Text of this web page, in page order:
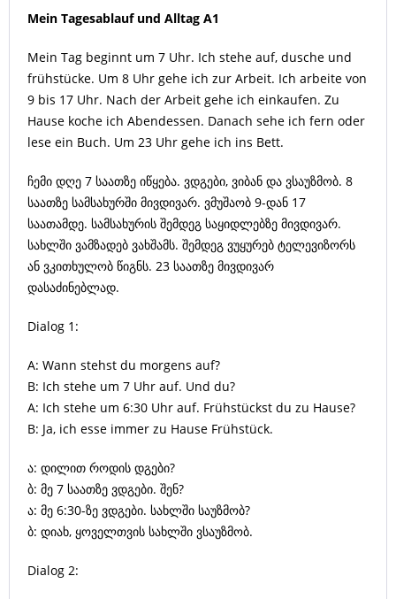
Mein Tagesablauf und Alltag A1
Mein Tag beginnt um 7 Uhr. Ich stehe auf, dusche und
frühstücke. Um 8 Uhr gehe ich zur Arbeit. Ich arbeite von
9 bis 17 Uhr. Nach der Arbeit gehe ich einkaufen. Zu
Hause koche ich Abendessen. Danach sehe ich fern oder
lese ein Buch. Um 23 Uhr gehe ich ins Bett.
ჩემი დღე 7 საათზე იწყება. ვდგები, ვიბან და ვსაუზმობ. 8
საათზე სამსახურში მივდივარ. ვმუშაობ 9-დან 17
საათამდე. სამსახურის შემდეგ საყიდლებზე მივდივარ.
სახლში ვამზადებ ვახშამს. შემდეგ ვუყურებ ტელევიზორს
ან ვკითხულობ წიგნს. 23 საათზე მივდივარ
დასაძინებლად.
Dialog 1:
A: Wann stehst du morgens auf?
B: Ich stehe um 7 Uhr auf. Und du?
A: Ich stehe um 6:30 Uhr auf. Frühstückst du zu Hause?
B: Ja, ich esse immer zu Hause Frühstück.
ა: დილით როდის დგები?
ბ: მე 7 საათზე ვდგები. შენ?
ა: მე 6:30-ზე ვდგები. სახლში საუზმობ?
ბ: დიახ, ყოველთვის სახლში ვსაუზმობ.
Dialog 2: